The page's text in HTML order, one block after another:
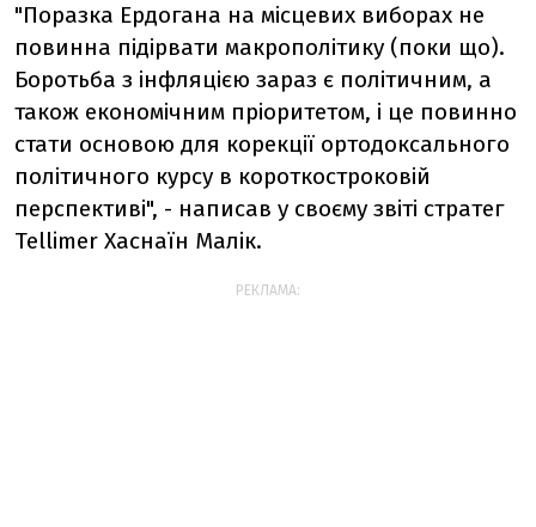
"Поразка Ердогана на місцевих виборах не
повинна підірвати макрополітику (поки що).
Боротьба з інфляцією зараз є політичним, а
також економічним пріоритетом, і це повинно
стати основою для корекції ортодоксального
політичного курсу в короткостроковій
перспективі", - написав у своєму звіті стратег
Tellimer Хаснаїн Малік.
РЕКЛАМА: